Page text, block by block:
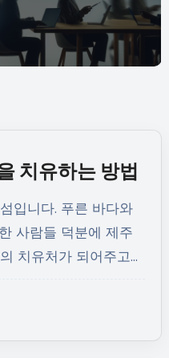
치유하는 방법
사람들 덕분에 제주
치유처가 되어주고…